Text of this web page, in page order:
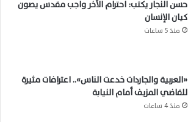
حسن النجار يكتب: احترام الآخر واجب مقدس يصون
كيان الإنسان
منذ 5 ساعات
«العربية والجاردات خدعت الناس».. اعترافات مثيرة
للقاضي المزيف أمام النيابة
منذ 4 ساعات